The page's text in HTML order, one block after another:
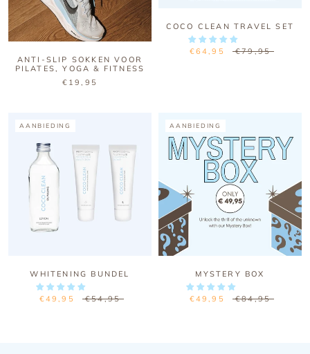
ANTI-SLIP SOKKEN VOOR
PILATES, YOGA & FITNESS
€19,95
COCO CLEAN TRAVEL SET
€64,95 €79,95
AANBIEDING
WHITENING BUNDEL
€49,95 €54,95
AANBIEDING
MYSTERY BOX
€49,95 €84,95